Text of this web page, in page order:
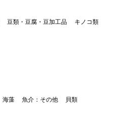
豆類・豆腐・豆加工品
キノコ類
海藻 魚介：その他 貝類